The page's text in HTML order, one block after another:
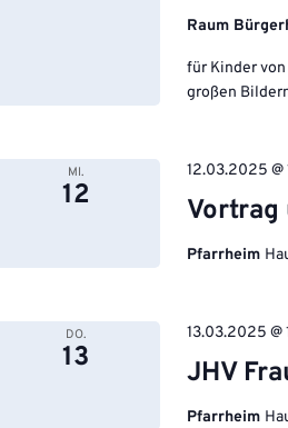
Raum
für Kinder
großen
MI.
12 Vortrag
12.03.2025 @
Pfarrheim
DO.
13 JHV
13.03.2025 @
Pfarrheim